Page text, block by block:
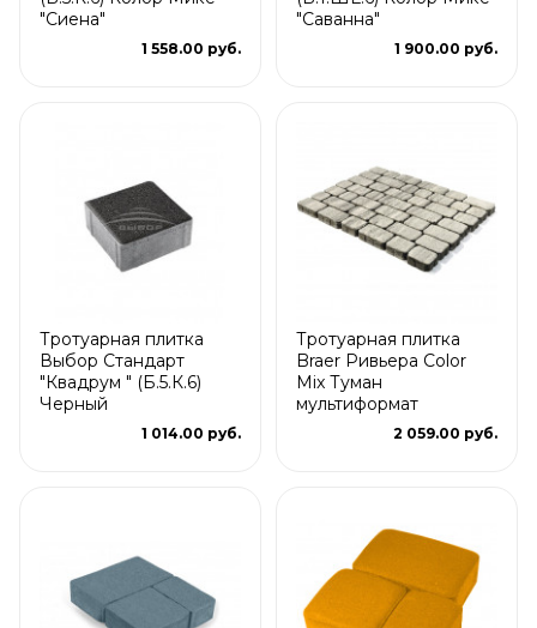
"Сиена"
1 558.00 руб.
"Саванна"
1 900.00 руб.
Тротуарная плитка
Выбор Стандарт
"Квадрум " (Б.5.К.6)
Черный
1 014.00 руб.
Тротуарная плитка
Braer Ривьера Color
Mix Туман
мультиформат
2 059.00 руб.